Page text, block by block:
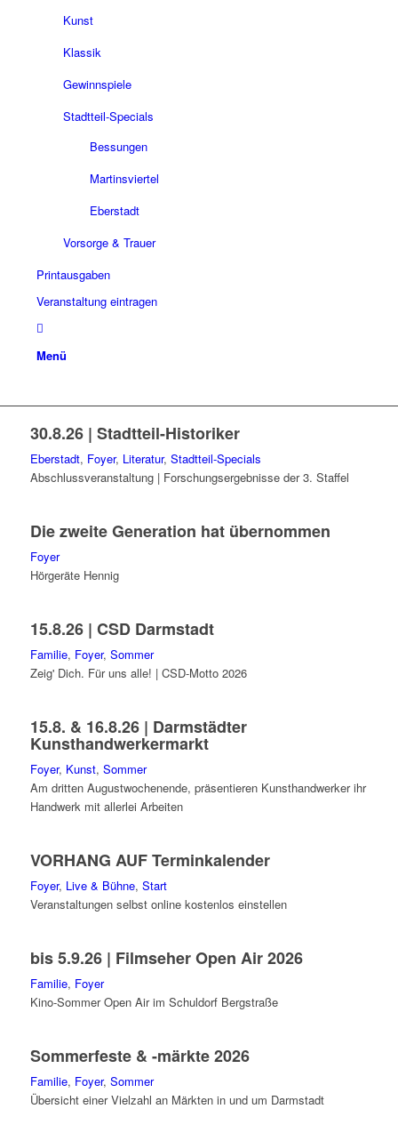
Kunst
Klassik
Gewinnspiele
Stadtteil-Specials
Bessungen
Martinsviertel
Eberstadt
Vorsorge & Trauer
Printausgaben
Veranstaltung eintragen
Menü
30.8.26 | Stadtteil-Historiker
Eberstadt, Foyer, Literatur, Stadtteil-Specials
Abschlussveranstaltung | Forschungsergebnisse der 3. Staffel
Die zweite Generation hat übernommen
Foyer
Hörgeräte Hennig
15.8.26 | CSD Darmstadt
Familie, Foyer, Sommer
Zeig' Dich. Für uns alle! | CSD-Motto 2026
15.8. & 16.8.26 | Darmstädter
Kunsthandwerkermarkt
Foyer, Kunst, Sommer
Am dritten Augustwochenende, präsentieren Kunsthandwerker ihr
Handwerk mit allerlei Arbeiten
VORHANG AUF Terminkalender
Foyer, Live & Bühne, Start
Veranstaltungen selbst online kostenlos einstellen
bis 5.9.26 | Filmseher Open Air 2026
Familie, Foyer
Kino-Sommer Open Air im Schuldorf Bergstraße
Sommerfeste & -märkte 2026
Familie, Foyer, Sommer
Übersicht einer Vielzahl an Märkten in und um Darmstadt